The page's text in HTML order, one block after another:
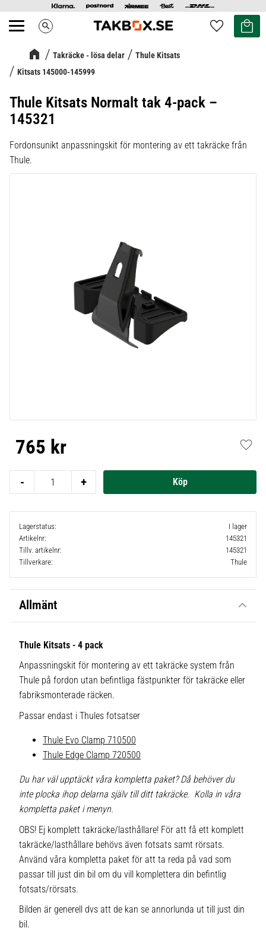
Meny search Favoriter
Kundvagn
Takräcke - lösa delar
Thule Kitsats
Kitsats 145000-145999
Thule Kitsats Normalt tak 4-pack –
145321
Fordonsunikt anpassningskit för montering av ett takräcke från
Thule.
765 kr
+
-
Lagerstatus
I lager
Artikelnr
145321
Tillv. artikelnr
145321
Tillverkare
Thule
Allmänt
Thule Kitsats - 4 pack
Anpassningskit för montering av ett takräcke system från
Thule på fordon utan befintliga fästpunkter för takräcke eller
fabriksmonterade räcken.
Passar endast i Thules fotsatser
Thule Evo Clamp 710500
Thule Edge Clamp 720500
Du har väl upptäckt våra kompletta paket? Då behöver du
inte plocka ihop delarna själv till ditt takräcke. Kolla in våra
kompletta paket i menyn.
OBS! Ej komplett takräcke/lasthållare! För att få ett komplett
takräcke/lasthållare behövs även fotsats samt rörsats.
Använd våra kompletta paket för att ta reda på vad som
passar till just din bil om du vill komplettera din befintlig
fotsats/rörsats.
Bilden är generell dvs att de kan se annorlunda ut till just din
bil.